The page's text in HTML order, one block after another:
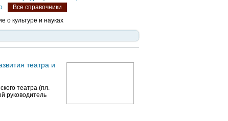
Все справочники
о культуре и науках
театра и
театра (пл.
руководитель